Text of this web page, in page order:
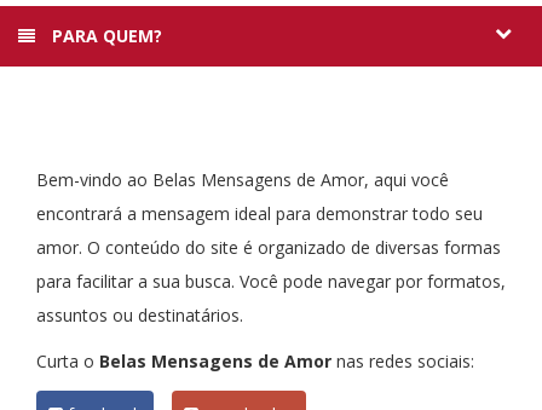
PARA QUEM?
Bem-vindo ao Belas Mensagens de Amor, aqui você
encontrará a mensagem ideal para demonstrar todo seu
amor. O conteúdo do site é organizado de diversas formas
para facilitar a sua busca. Você pode navegar por formatos,
assuntos ou destinatários.
Curta o Belas Mensagens de Amor nas redes sociais: